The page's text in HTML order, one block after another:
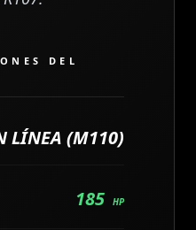
DEL
LÍNEA (M110)
185 HP